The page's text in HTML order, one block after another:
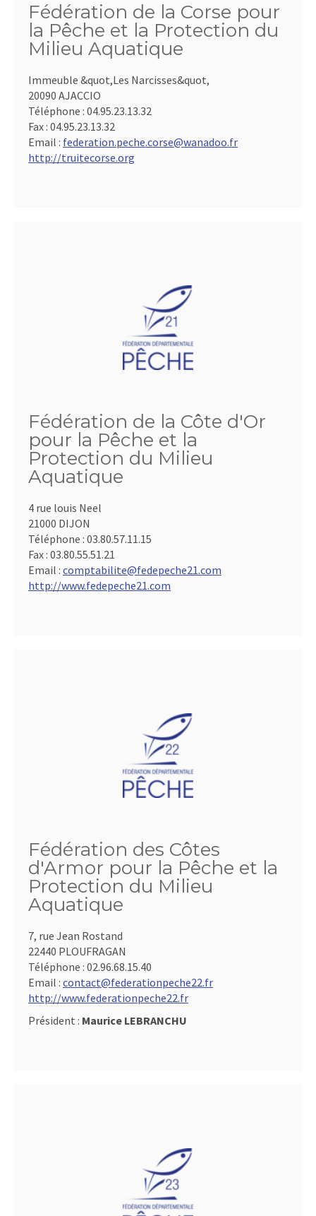
Fédération de la Corse pour
la Pêche et la Protection du
Milieu Aquatique
Immeuble &quot,Les Narcisses&quot,
20090 AJACCIO
Téléphone : 04.95.23.13.32
Fax : 04.95.23.13.32
Email : federation.peche.corse@wanadoo.fr
http://truitecorse.org
Fédération de la Côte d'Or
pour la Pêche et la
Protection du Milieu
Aquatique
4 rue louis Neel
21000 DIJON
Téléphone : 03.80.57.11.15
Fax : 03.80.55.51.21
Email : comptabilite@fedepeche21.com
http://www.fedepeche21.com
Fédération des Côtes
d'Armor pour la Pêche et la
Protection du Milieu
Aquatique
7, rue Jean Rostand
22440 PLOUFRAGAN
Téléphone : 02.96.68.15.40
Email : contact@federationpeche22.fr
http://www.federationpeche22.fr
Président : Maurice LEBRANCHU